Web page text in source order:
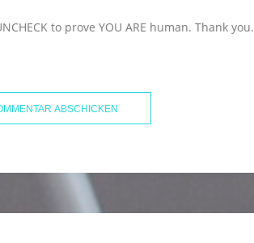
to prove YOU ARE human. Thank you.